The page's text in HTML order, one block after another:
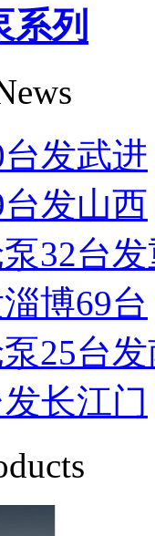
列
发武进
发山西
32台
博69台
25台
长江门